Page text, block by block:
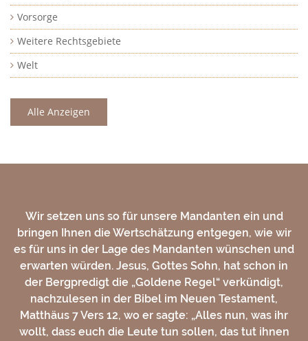
Vorsorge
Weitere Rechtsgebiete
Welt
Alle Anzeigen
Wir setzen uns so für unsere Mandanten ein und
bringen Ihnen die Wertschätzung entgegen, wie wir
es für uns in der Lage des Mandanten wünschen und
erwarten würden. Jesus, Gottes Sohn, hat schon in
der Bergpredigt die „Goldene Regel“ verkündigt,
nachzulesen in der Bibel im Neuen Testament,
Matthäus 7 Vers 12, wo er sagte: „Alles nun, was ihr
wollt, dass euch die Leute tun sollen, das tut ihnen